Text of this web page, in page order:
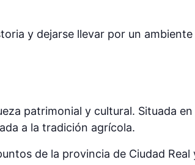
y dejarse llevar por un
patrimonial y cultural. Situada en
a la tradición agrícola.
de la provincia de Ciudad Real